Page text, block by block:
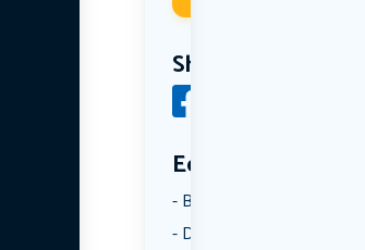
Share
Een aantal
Borrelen
Dansen